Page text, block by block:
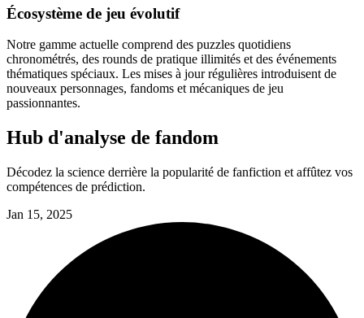
Écosystème de jeu évolutif
Notre gamme actuelle comprend des puzzles quotidiens
chronométrés, des rounds de pratique illimités et des événements
thématiques spéciaux. Les mises à jour régulières introduisent de
nouveaux personnages, fandoms et mécaniques de jeu
passionnantes.
Hub d'analyse de fandom
Décodez la science derrière la popularité de fanfiction et affûtez vos
compétences de prédiction.
Jan 15, 2025